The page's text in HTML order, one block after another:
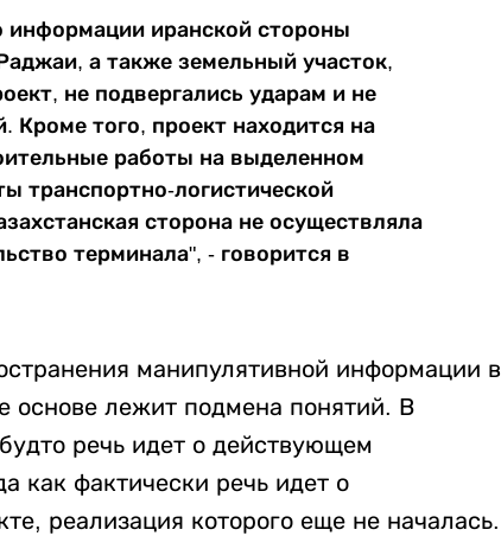
информации иранской стороны
а также земельный участок,
не подвергались ударам и не
Кроме того, проект находится на
работы на выделенном
транспортно-логистической
сторона не осуществляла
терминала", - говорится в
манипулятивной информации в
основе лежит подмена понятий. В
речь идет о действующем
как фактически речь идет о
реализация которого еще не началась.